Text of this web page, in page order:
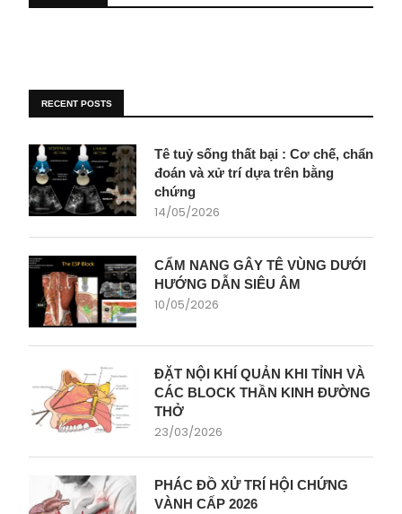
RECENT POSTS
Tê tuỷ sống thất bại : Cơ chế, chẩn
đoán và xử trí dựa trên bằng
chứng
14/05/2026
CẨM NANG GÂY TÊ VÙNG DƯỚI
HƯỚNG DẪN SIÊU ÂM
10/05/2026
ĐẶT NỘI KHÍ QUẢN KHI TỈNH VÀ
CÁC BLOCK THẦN KINH ĐƯỜNG
THỞ
23/03/2026
PHÁC ĐỒ XỬ TRÍ HỘI CHỨNG
VÀNH CẤP 2026